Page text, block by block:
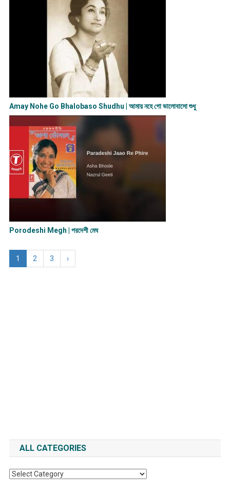
Amay Nohe Go Bhalobaso Shudhu | আমায় নহে গো ভালোবাসো শুধু
Porodeshi Megh | পরদেশী মেঘ
1 2 3 ›
ALL CATEGORIES
All